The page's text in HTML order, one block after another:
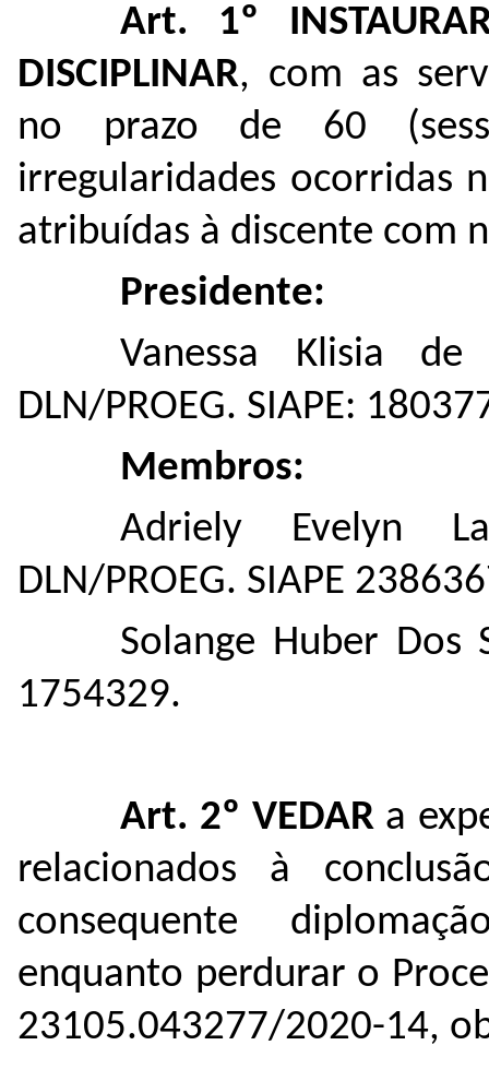
Art. 1º
DISCIPLINAR, com as
no prazo de 60
irregularidades ocorridas
atribuídas à discente com
Presidente:
Vanessa Klisia
DLN/PROEG. SIAPE:
Membros:
Adriely Evelyn
DLN/PROEG. SIAPE
Solange Huber Dos
1754329.
Art. 2º VEDARa
relacionados à
consequente
enquanto perdurar o
23105.043277/2020-14,